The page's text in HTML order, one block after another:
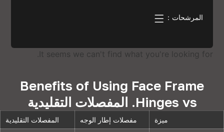
المرشحات：
It seems we can't find what you're looking for
.
Benefits of Using Face Frame
Hinges vs. المفصلات التقليدية
ميزة مفصلات إطار الوجه المفصلات التقليدية